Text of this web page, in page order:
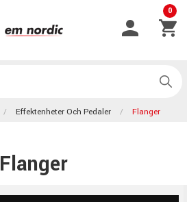
0
Effektenheter Och Pedaler Flanger
Flanger